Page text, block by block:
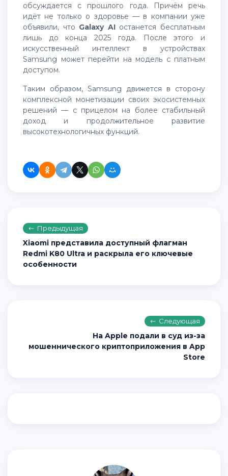
обсуждается с прошлого года. Причём речь
идёт не только о здоровье — в компании уже
объявили, что Galaxy AIостанется бесплатным
лишь до конца 2025 года. После этого и
искусственный интеллект в устройствах
Samsung может перейти на модель с платным
доступом.
Таким образом, Samsung движется в сторону
комплексной монетизации своих экосистемных
решений — с прицелом на более стабильный
доход и продолжительное развитие
высокотехнологичных функций.
Предыдущая
Xiaomi представила доступный флагман
Redmi K80 Ultra и раскрыла его ключевые
особенности
Следующая
На Apple подали в суд из-за
мошеннического криптоприложения в App
Store